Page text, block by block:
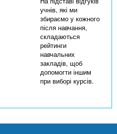
учнів, які ми
збираємо у кожного
після навчання,
складаються
рейтинги
навчальних
закладів, щоб
допомогти іншим
при виборі курсів.